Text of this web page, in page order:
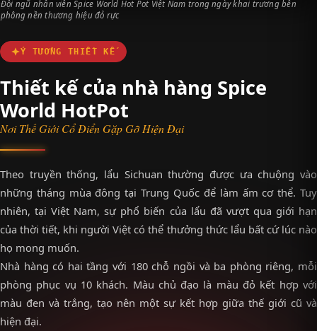
Đội ngũ nhân viên Spice World Hot Pot Việt Nam trong ngày khai trương bên
phông nền thương hiệu đỏ rực
Ý TƯỞNG THIẾT KẾ
Thiết kế của nhà hàng Spice
World HotPot
Nơi Thế Giới Cổ Điển Gặp Gỡ Hiện Đại
Theo truyền thống, lẩu Sichuan thường được ưa chuộng vào
những tháng mùa đông tại Trung Quốc để làm ấm cơ thể. Tuy
nhiên, tại Việt Nam, sự phổ biến của lẩu đã vượt qua giới hạn
của thời tiết, khi người Việt có thể thưởng thức lẩu bất cứ lúc nào
họ mong muốn.
Nhà hàng có hai tầng với 180 chỗ ngồi và ba phòng riêng, mỗi
phòng phục vụ 10 khách. Màu chủ đạo là màu đỏ kết hợp với
màu đen và trắng, tạo nên một sự kết hợp giữa thế giới cũ và
hiện đại.